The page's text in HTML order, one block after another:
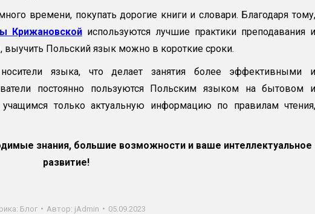
времени, покупать дорогие книги и словари. Благодаря тому,
Крижановскойиспользуются лучшие практики преподавания
Польский язык можно в короткие сроки.
языка, что делает занятия более эффективными и
постоянно пользуются Польским языком на бытовом и
только актуальную информацию по правилам чтения,
знания, большие возможности и ваше интеллектуальное
развитие!
Блог Автор: jAdmin 05.09.2023